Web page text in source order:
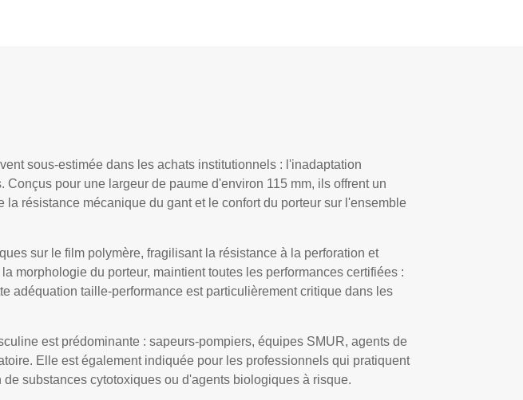
sous-estimée dans les achats institutionnels : l'inadaptation
pour une largeur de paume d'environ 115 mm, ils offrent un
résistance mécanique du gant et le confort du porteur sur l'ensemble
sur le film polymère, fragilisant la résistance à la perforation et
morphologie du porteur, maintient toutes les performances certifiées :
adéquation taille-performance est particulièrement critique dans les
est prédominante : sapeurs-pompiers, équipes SMUR, agents de
Elle est également indiquée pour les professionnels qui pratiquent
substances cytotoxiques ou d'agents biologiques à risque.